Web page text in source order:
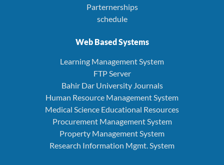
Parternerships
schedule
Web Based Systems
Learning Management System
FTP Server
Bahir Dar University Journals
Human Resource Management System
Medical Science Educational Resources
Procurement Management System
Property Management System
Research Information Mgmt. System